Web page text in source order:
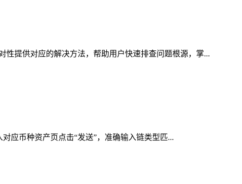
性提供对应的解决方法，帮助用户快速排查问题根源，掌...
应币种资产页点击“发送”，准确输入链类型匹...